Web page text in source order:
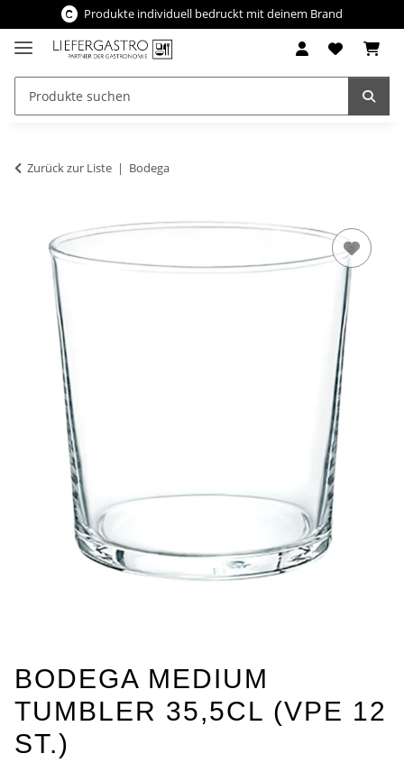
Produkte individuell bedruckt mit deinem Brand
Zurück zur Liste Bodega
BODEGA MEDIUM
TUMBLER 35,5CL (VPE 12
ST.)